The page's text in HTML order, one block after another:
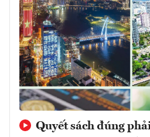
Quyết sách đúng